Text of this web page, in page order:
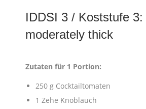
IDDSI 3 / Koststufe 3:
moderately thick
Zutaten für 1 Portion:
250 g Cocktailtomaten
1 Zehe Knoblauch